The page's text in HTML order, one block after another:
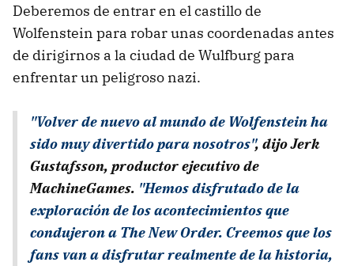
Deberemos de entrar en el castillo de
Wolfenstein para robar unas coordenadas antes
de dirigirnos a la ciudad de Wulfburg para
enfrentar un peligroso nazi.
"Volver de nuevo al mundo de Wolfenstein ha
sido muy divertido para nosotros", dijo Jerk
Gustafsson, productor ejecutivo de
MachineGames. "Hemos disfrutado de la
exploración de los acontecimientos que
condujeron a The New Order. Creemos que los
fans van a disfrutar realmente de la historia,